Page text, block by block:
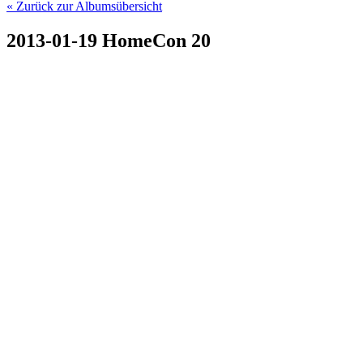
« Zurück zur Albumsübersicht
2013-01-19 HomeCon 20